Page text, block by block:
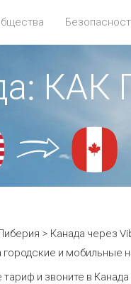
> Канада через
городские и мобильные
и звоните в